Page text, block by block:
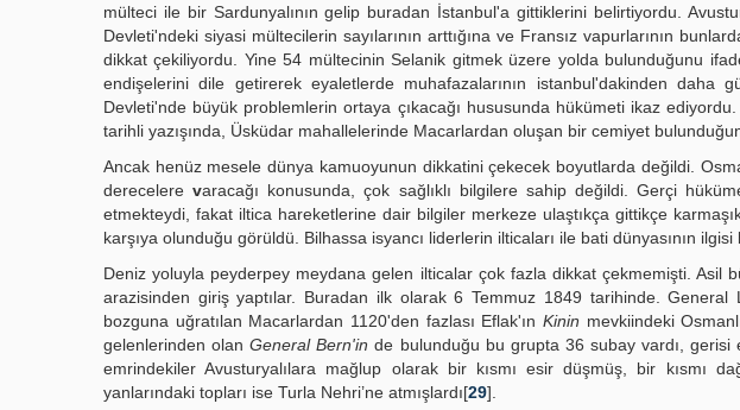
mülteci ile bir Sardunyalının gelip buradan İstanbul'a gittiklerini belirtiyordu.
Devleti'ndeki siyasi mültecilerin sayılarının arttığına ve Fransız vapurlarının
dikkat çekiliyordu. Yine 54 mültecinin Selanik gitmek üzere yolda bulunduğunu
endişelerini dile getirerek eyaletlerde muhafazalarının istanbul'dakinden daha
Devleti'nde büyük problemlerin ortaya çıkacağı hususunda hükümeti ikaz
tarihli yazışında, Üsküdar mahallelerinde Macarlardan oluşan bir cemiyet
Ancak henüz mesele dünya kamuoyunun dikkatini çekecek boyutlarda değildi.
derecelerevaracağı konusunda, çok sağlıklı bilgilere sahip değildi. Gerçi
etmekteydi, fakat iltica hareketlerine dair bilgiler merkeze ulaştıkça gittikçe
karşıya olunduğu görüldü. Bilhassa isyancı liderlerin ilticaları ile bati dünyasının ilgisi
Deniz yoluyla peyderpey meydana gelen ilticalar çok fazla dikkat çekmemişti. Asil
arazisinden giriş yaptılar. Buradan ilk olarak 6 Temmuz 1849 tarihinde.
bozguna uğratılan Macarlardan 1120'den fazlası Eflak'ın Kinin mevkiindeki
gelenlerinden olanGeneral Bern'in de bulunduğu bu grupta 36 subay vardı, gerisi
emrindekiler Avusturyalılara mağlup olarak bir kısmı esir düşmüş, bir kısmı
yanlarındaki topları ise Turla Nehri’ne atmışlardı[29].